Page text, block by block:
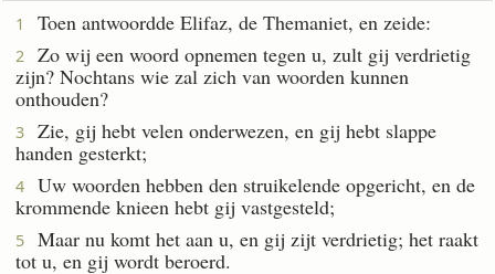
1 Toen antwoordde Elifaz, de Themaniet, en zeide:
2
Zo wij een woord opnemen tegen u, zult gij verdrietig
zijn? Nochtans wie zal zich van woorden kunnen
onthouden?
3
Zie, gij hebt velen onderwezen, en gij hebt slappe
handen gesterkt;
4
Uw woorden hebben den struikelende opgericht, en de
krommende knieen hebt gij vastgesteld;
5
Maar nu komt het aan u, en gij zijt verdrietig; het raakt
tot u, en gij wordt beroerd.